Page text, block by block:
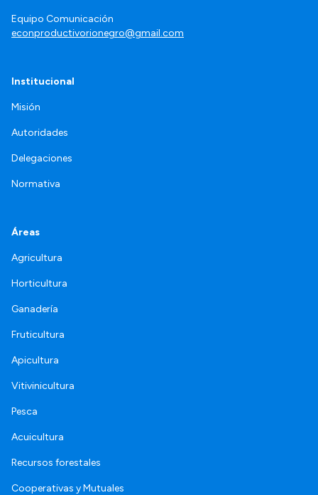
Equipo Comunicación
econproductivorionegro@gmail.com
Institucional
Misión
Autoridades
Delegaciones
Normativa
Áreas
Agricultura
Horticultura
Ganadería
Fruticultura
Apicultura
Vitivinicultura
Pesca
Acuicultura
Recursos forestales
Cooperativas y Mutuales